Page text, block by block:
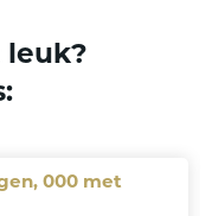
000 met